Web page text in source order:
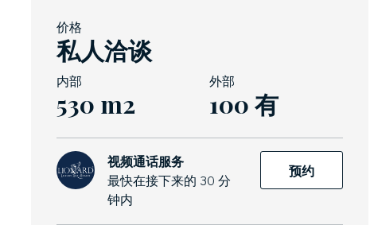
价格
私人洽谈
内部
530 m2
外部
100 有
视频通话服务
最快在接下来的 30 分
钟内
预约